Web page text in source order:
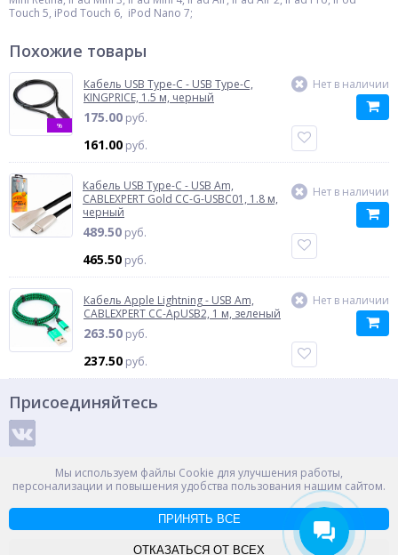
Touch 5, iPod Touch 6, iPod Nano 7;
Похожие товары
%
Кабель USB Type-C - USB Type-C,
KINGPRICE, 1.5 м, черный
175.00 руб.
161.00 руб.
Нет в наличии
Кабель USB Type-C - USB Am,
CABLEXPERT Gold CC-G-USBC01, 1.8 м,
черный
489.50 руб.
465.50 руб.
Нет в наличии
Кабель Apple Lightning - USB Am,
CABLEXPERT CC-ApUSB2, 1 м, зеленый
263.50 руб.
237.50 руб.
Нет в наличии
Мы используем файлы Cookie для улучшения работы,
персонализации и повышения удобства пользования нашим сайтом.
ПРИНЯТЬ ВСЕ
ОТКАЗАТЬСЯ ОТ ВСЕХ
Присоединяйтесь
Способы оплаты
Россия, Великий Новгород, пр. Александра Корсунова 14А